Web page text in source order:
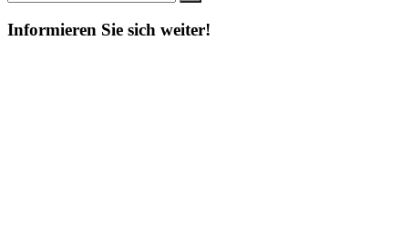
nach:
Informieren Sie sich weiter!